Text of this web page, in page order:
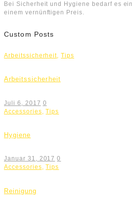
Bei Sicherheit und Hygiene bedarf es
einem vernünftigen Preis.
Custom Posts
Arbeitssicherheit,Tips
Arbeitssicherheit
Juli 6, 2017 0
Accessories ,Tips
Hygiene
Januar 31, 2017 0
Accessories,Tips
Reinigung